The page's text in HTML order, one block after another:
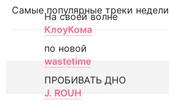
Самые популярные треки недели
На своей волне
КлоуКома
по новой
wastetime
ПРОБИВАТЬ ДНО
J. ROUH